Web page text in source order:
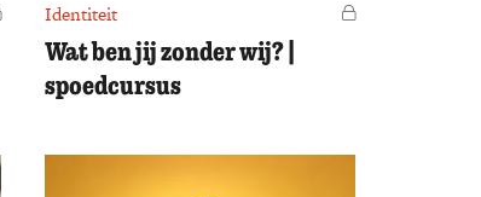
Voor ledenIdentiteit Voor leden
Wat ben jij zonder wij? |
spoedcursus